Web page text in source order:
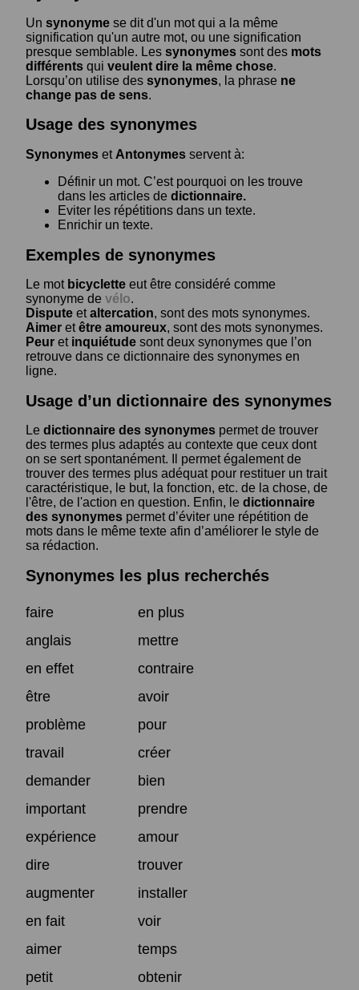
Un synonyme se dit d'un mot qui a la même
signification qu'un autre mot, ou une signification
presque semblable. Les synonymes sont des mots
différents qui veulent dire la même chose.
Lorsqu’on utilise des synonymes, la phrase ne
change pas de sens.
Usage des synonymes
Synonymes et Antonymes servent à:
Définir un mot. C’est pourquoi on les trouve
dans les articles de dictionnaire.
Eviter les répétitions dans un texte.
Enrichir un texte.
Exemples de synonymes
Le mot bicyclette eut être considéré comme
synonyme de vélo.
Dispute etaltercation, sont des mots synonymes.
Aimer etêtre amoureux, sont des mots synonymes.
Peur et inquiétude sont deux synonymes que l’on
retrouve dans ce dictionnaire des synonymes en
ligne.
Usage d’un dictionnaire des synonymes
Le dictionnaire des synonymes permet de trouver
des termes plus adaptés au contexte que ceux dont
on se sert spontanément. Il permet également de
trouver des termes plus adéquat pour restituer un trait
caractéristique, le but, la fonction, etc. de la chose, de
l'être, de l'action en question. Enfin, le dictionnaire
des synonymes permet d’éviter une répétition de
mots dans le même texte afin d’améliorer le style de
sa rédaction.
Synonymes les plus recherchés
faire
en plus
anglais
mettre
en effet
contraire
être
avoir
problème
pour
travail
créer
demander
bien
important
prendre
expérience
amour
dire
trouver
augmenter
installer
en fait
voir
aimer
temps
petit
obtenir